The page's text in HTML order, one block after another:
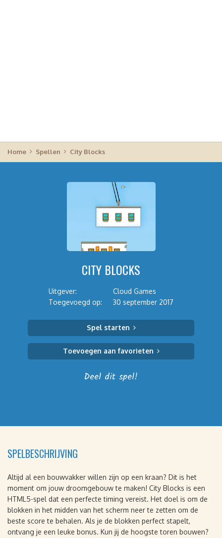
Home Spellen City Blocks
CITY BLOCKS
Uitgever:
Cloud Games
Toegevoegd op:
30 september 2017
Spel starten
Toevoegen aan favorieten
Deel dit spel!
SPELBESCHRIJVING
Altijd al een bouwvakker willen zijn op een kraan? Dit is het
moment om jouw droomgebouw te maken! City Blocks is een
HTML5-spel dat een perfecte timing vereist. Het doel is om de
blokken in het midden van het scherm neer te zetten om de
beste score te behalen. Als je de blokken perfect stapelt,
ontvang je een leuke bonus. Kun jij de hoogste toren bouwen?